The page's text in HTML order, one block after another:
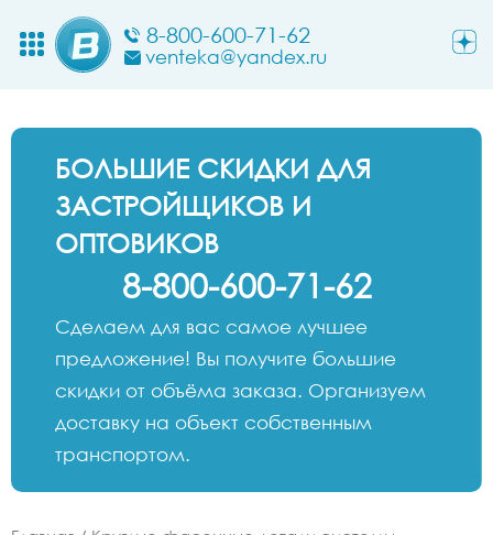
8-800-600-71-62
venteka@yandex.ru
БОЛЬШИЕ СКИДКИ ДЛЯ
ЗАСТРОЙЩИКОВ И
ОПТОВИКОВ
8-800-600-71-62
Сделаем для вас самое лучшее
предложение! Вы получите большие
скидки от объёма заказа. Организуем
доставку на объект собственным
транспортом.